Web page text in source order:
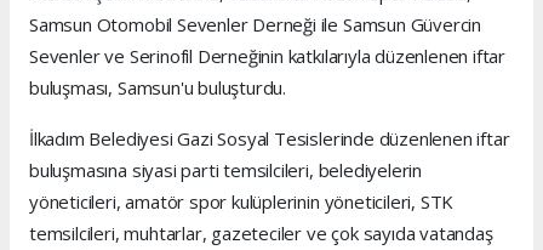
Samsun Otomobil Sevenler Derneği ile Samsun Güvercin
Sevenler ve Serinofil Derneğinin katkılarıyla düzenlenen iftar
buluşması, Samsun'u buluşturdu.
İlkadım Belediyesi Gazi Sosyal Tesislerinde düzenlenen iftar
buluşmasına siyasi parti temsilcileri, belediyelerin
yöneticileri, amatör spor kulüplerinin yöneticileri, STK
temsilcileri, muhtarlar, gazeteciler ve çok sayıda vatandaş